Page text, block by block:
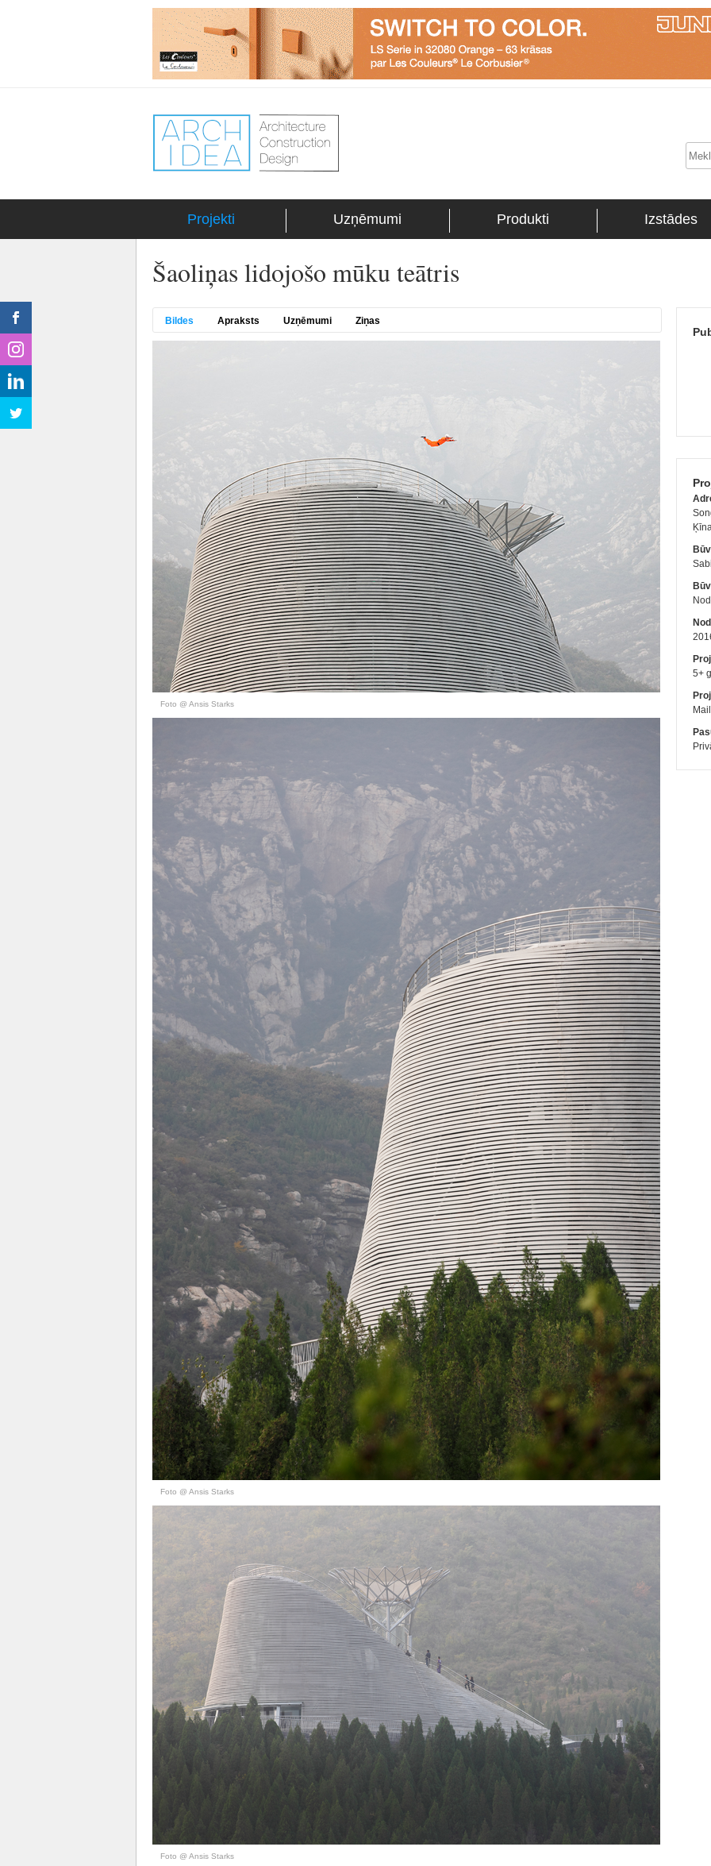
Projekti Uzņēmumi Produkti Izstādes
Šaoliņas lidojošo mūku teātris
Bildes Apraksts Uzņēmumi Ziņas
Foto @ Ansis Starks
Foto @ Ansis Starks
Foto @ Ansis Starks
5+